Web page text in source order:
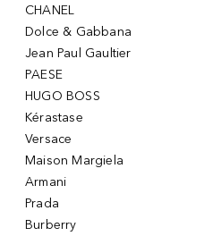
CHANEL
Dolce & Gabbana
Jean Paul Gaultier
PAESE
HUGO BOSS
Kérastase
Versace
Maison Margiela
Armani
Prada
Burberry